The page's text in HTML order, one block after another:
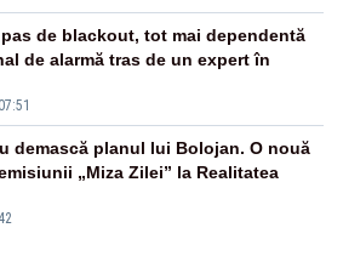
de blackout, tot mai dependentă
de alarmă tras de un expert în
demască planul lui Bolojan. O nouă
„Miza Zilei” la Realitatea